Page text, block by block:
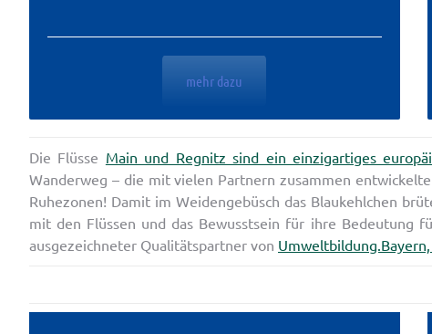
mehr dazu
Die Flüsse Main und Regnitz sind ein einzigartiges
Wanderweg – die mit vielen Partnern zusammen
Ruhezonen! Damit im Weidengebüsch das Blaukehlchen
mit den Flüssen und das Bewusstsein für ihre Bedeutung
ausgezeichneter Qualitätspartner von